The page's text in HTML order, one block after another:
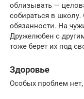
облизывать —
собираться в
обязанности. На
Дружелюбен с
тоже берет их под
Здоровье
Особых проблем